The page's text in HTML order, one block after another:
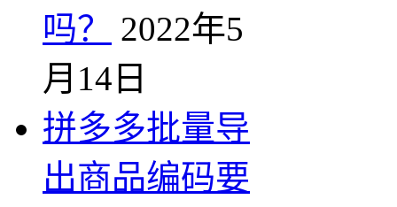
吗？
2022年5
月14日
拼多多批量导
出商品编码要